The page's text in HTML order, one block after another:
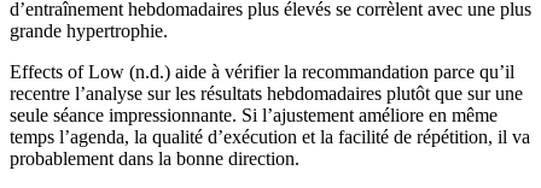
d’entraînement hebdomadaires plus élevés se corrèlent avec une plus
grande hypertrophie.
Effects of Low (n.d.) aide à vérifier la recommandation parce qu’il
recentre l’analyse sur les résultats hebdomadaires plutôt que sur une
seule séance impressionnante. Si l’ajustement améliore en même
temps l’agenda, la qualité d’exécution et la facilité de répétition, il va
probablement dans la bonne direction.